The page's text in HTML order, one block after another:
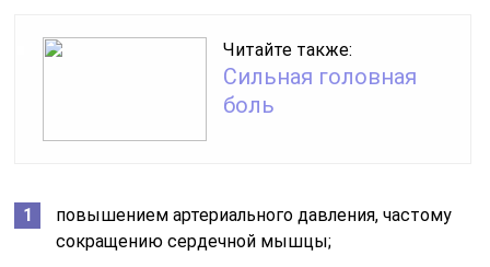
Читайте также:
Сильная головная
боль
повышением артериального давления, частому
сокращению сердечной мышцы;